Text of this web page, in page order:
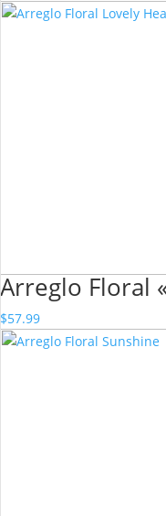
Arreglo Floral
$57.99